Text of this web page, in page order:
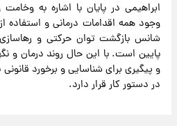
ابراهیمی در پایان با اشاره به
وجود همه اقدامات درمانی و
شانس بازگشت توان حرکتی و
پایین است. با این حال روند درمان و
و پیگیری برای شناسایی و برخورد قانونی
در دستور کار قرار دارد.